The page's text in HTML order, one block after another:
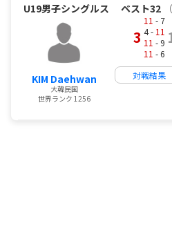
U19男子シングルス ベスト32
KIM Daehwan
大韓民国
世界ランク 1256
3
11 - 7
4 - 11
11 - 9
11 - 6
対戦結果